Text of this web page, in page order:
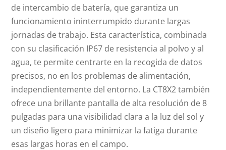
de intercambio de batería, que garantiza un
funcionamiento ininterrumpido durante largas
jornadas de trabajo. Esta característica, combinada
con su clasificación IP67 de resistencia al polvo y al
agua, te permite centrarte en la recogida de datos
precisos, no en los problemas de alimentación,
independientemente del entorno. La CT8X2 también
ofrece una brillante pantalla de alta resolución de 8
pulgadas para una visibilidad clara a la luz del sol y
un diseño ligero para minimizar la fatiga durante
esas largas horas en el campo.